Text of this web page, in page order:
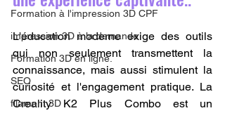
Formation à l'impression 3D CPF
impression 3D à la demande
Formation 3D en ligne.
SEO
filament 3D
L'éducation moderne exige des outils
qui non seulement transmettent la
connaissance, mais aussi stimulent la
curiosité et l'engagement pratique. La
Creality K2 Plus Combo est un